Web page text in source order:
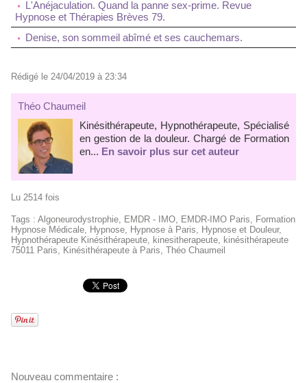
L'Anéjaculation. Quand la panne sex-prime. Revue
Hypnose et Thérapies Brèves 79.
Denise, son sommeil abîmé et ses cauchemars.
Rédigé le 24/04/2019 à 23:34
Théo Chaumeil
Kinésithérapeute, Hypnothérapeute, Spécialisé
en gestion de la douleur. Chargé de Formation
en... En savoir plus sur cet auteur
Lu 2514 fois
Tags : Algoneurodystrophie, EMDR - IMO, EMDR-IMO Paris, Formation
Hypnose Médicale, Hypnose, Hypnose à Paris, Hypnose et Douleur,
Hypnothérapeute Kinésithérapeute, kinesitherapeute, kinésithérapeute
75011 Paris, Kinésithérapeute à Paris, Théo Chaumeil
Nouveau commentaire :